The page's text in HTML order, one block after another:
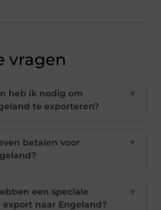
vragen
heb ik nodig om
te exporteren?
▼
betalen voor
▼
een speciale
naar Engeland?
▼